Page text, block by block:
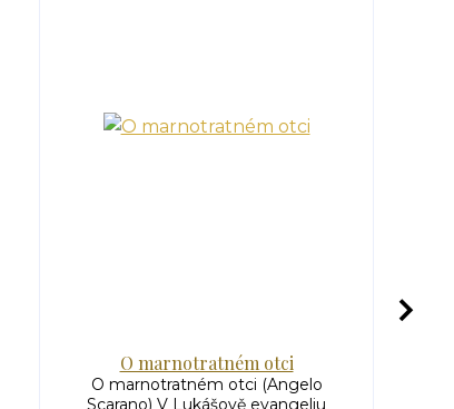
O marnotratném otci
O marnotratném otci (Angelo
Scarano) V Lukášově evangeliu